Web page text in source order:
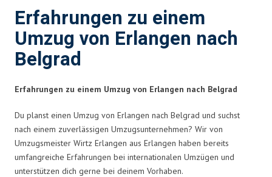
Erfahrungen zu einem
Umzug von Erlangen nach
Belgrad
Erfahrungen zu einem Umzug von Erlangen nach Belgrad
Du planst einen Umzug von Erlangen nach Belgrad und suchst
nach einem zuverlässigen Umzugsunternehmen? Wir von
Umzugsmeister Wirtz Erlangen aus Erlangen haben bereits
umfangreiche Erfahrungen bei internationalen Umzügen und
unterstützen dich gerne bei deinem Vorhaben.